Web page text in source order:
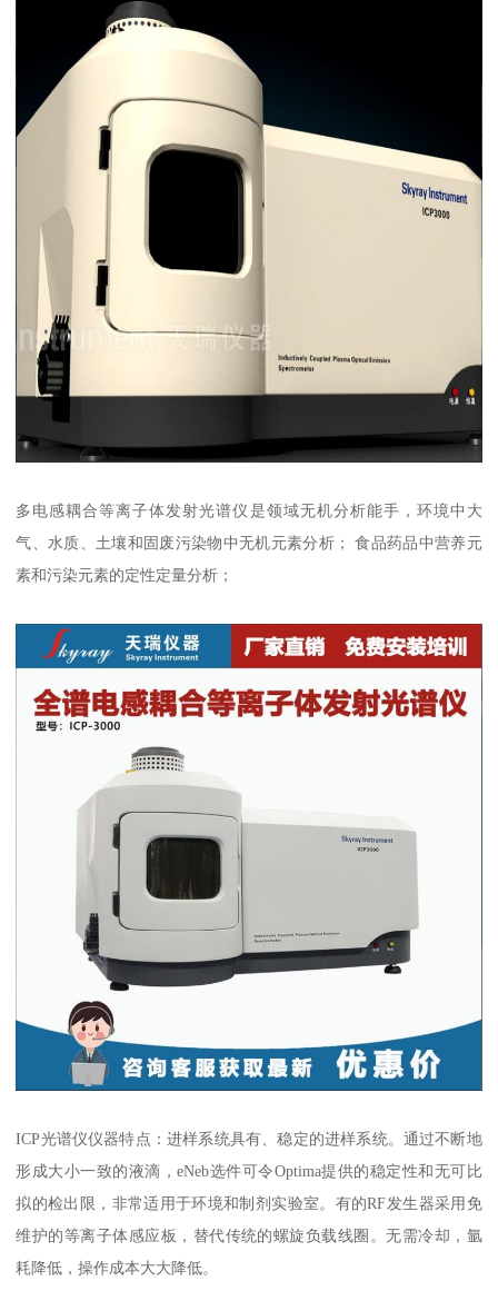
多电感耦合等离子体发射光谱仪是领域无机分析能手，环境中大
气、水质、土壤和固废污染物中无机元素分析； 食品药品中营养元
素和污染元素的定性定量分析；
ICP光谱仪仪器特点：进样系统具有、稳定的进样系统。通过不断地
形成大小一致的液滴，eNeb选件可令Optima提供的稳定性和无可比
拟的检出限，非常适用于环境和制剂实验室。有的RF发生器采用免
维护的等离子体感应板，替代传统的螺旋负载线圈。无需冷却，氩
耗降低，操作成本大大降低。